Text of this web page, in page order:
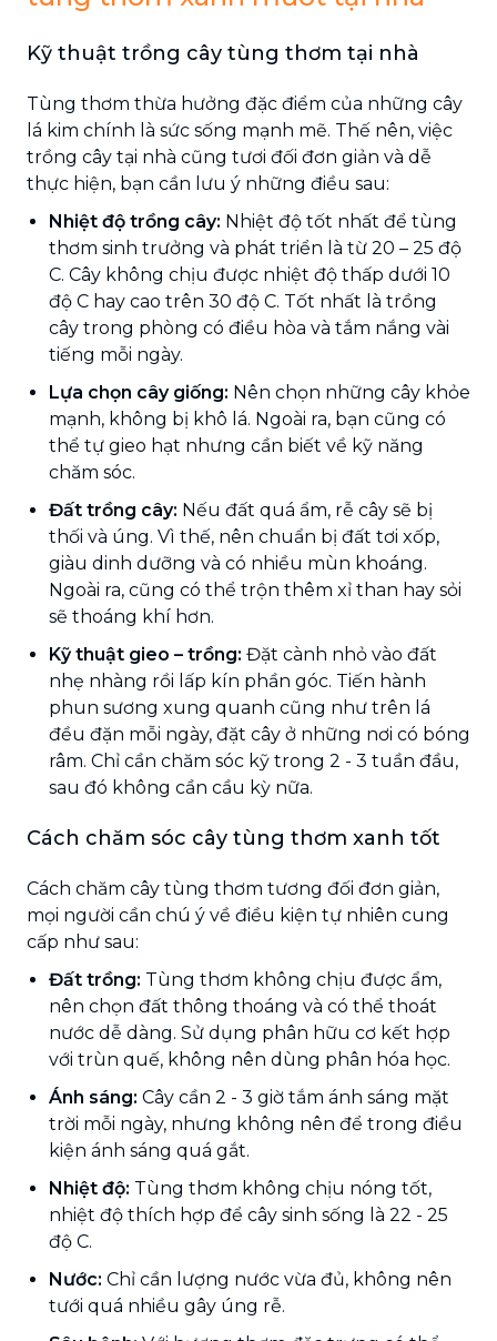
Kỹ thuật trồng cây tùng thơm tại nhà
Tùng thơm thừa hưởng đặc điểm của những cây
lá kim chính là sức sống mạnh mẽ. Thế nên, việc
trồng cây tại nhà cũng tươi đối đơn giản và dễ
thực hiện, bạn cần lưu ý những điều sau:
Nhiệt độ trồng cây: Nhiệt độ tốt nhất để tùng
thơm sinh trưởng và phát triển là từ 20 – 25 độ
C. Cây không chịu được nhiệt độ thấp dưới 10
độ C hay cao trên 30 độ C. Tốt nhất là trồng
cây trong phòng có điều hòa và tắm nắng vài
tiếng mỗi ngày.
Lựa chọn cây giống: Nên chọn những cây khỏe
mạnh, không bị khô lá. Ngoài ra, bạn cũng có
thể tự gieo hạt nhưng cần biết về kỹ năng
chăm sóc.
Đất trồng cây: Nếu đất quá ẩm, rễ cây sẽ bị
thối và úng. Vì thế, nên chuẩn bị đất tơi xốp,
giàu dinh dưỡng và có nhiều mùn khoáng.
Ngoài ra, cũng có thể trộn thêm xỉ than hay sỏi
sẽ thoáng khí hơn.
Kỹ thuật gieo – trồng: Đặt cành nhỏ vào đất
nhẹ nhàng rồi lấp kín phần góc. Tiến hành
phun sương xung quanh cũng như trên lá
đều đặn mỗi ngày, đặt cây ở những nơi có bóng
râm. Chỉ cần chăm sóc kỹ trong 2 - 3 tuần đầu,
sau đó không cần cầu kỳ nữa.
Cách chăm sóc cây tùng thơm xanh tốt
Cách chăm cây tùng thơm tương đối đơn giản,
mọi người cần chú ý về điều kiện tự nhiên cung
cấp như sau:
Đất trồng: Tùng thơm không chịu được ẩm,
nên chọn đất thông thoáng và có thể thoát
nước dễ dàng. Sử dụng phân hữu cơ kết hợp
với trùn quế, không nên dùng phân hóa học.
Ánh sáng: Cây cần 2 - 3 giờ tắm ánh sáng mặt
trời mỗi ngày, nhưng không nên để trong điều
kiện ánh sáng quá gắt.
Nhiệt độ: Tùng thơm không chịu nóng tốt,
nhiệt độ thích hợp để cây sinh sống là 22 - 25
độ C.
Nước: Chỉ cần lượng nước vừa đủ, không nên
tưới quá nhiều gây úng rễ.